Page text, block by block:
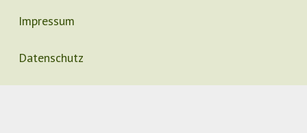
Impressum
Datenschutz